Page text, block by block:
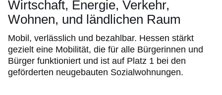
Wirtschaft, Energie, Verkehr,
Wohnen, und ländlichen Raum
Mobil, verlässlich und bezahlbar. Hessen stärkt
gezielt eine Mobilität, die für alle Bürgerinnen und
Bürger funktioniert und ist auf Platz 1 bei den
geförderten neugebauten Sozialwohnungen.